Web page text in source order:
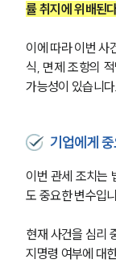
률 취지에 위배된
이에 따라 이번 사
식, 면제 조항의
가능성이 있습니다.
기업에게
이번 관세 조치는
도 중요한 변수입
현재 사건을 심리
지명령 여부에 대